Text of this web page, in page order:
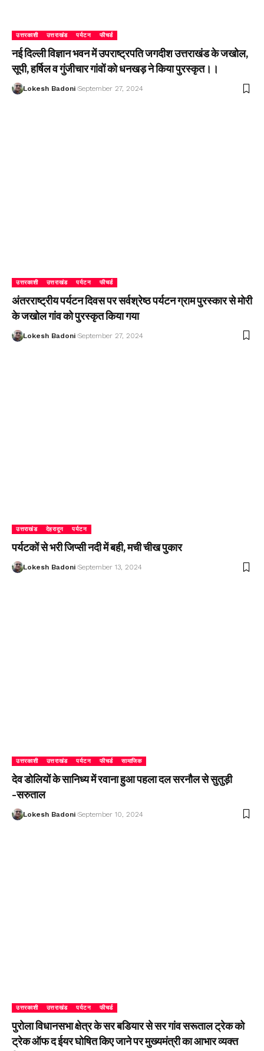
उत्तरकाशी उत्तराखंड पर्यटन फीचर्ड
नई दिल्ली विज्ञान भवन में उपराष्ट्रपति जगदीश उत्तराखंड के जखोल,
सूपी, हर्षिल व गुंजीचार गांवों को धनखड़ ने किया पुरस्कृत।।
Lokesh Badoni September 27, 2024
उत्तरकाशी उत्तराखंड पर्यटन फीचर्ड
अंतरराष्ट्रीय पर्यटन दिवस पर सर्वश्रेष्ठ पर्यटन ग्राम पुरस्कार से मोरी
के जखोल गांव को पुरस्कृत किया गया
Lokesh Badoni September 27, 2024
उत्तराखंड देहरादून पर्यटन
पर्यटकों से भरी जिप्सी नदी में बही, मची चीख पुकार
Lokesh Badoni September 13, 2024
उत्तरकाशी उत्तराखंड पर्यटन फीचर्ड सामाजिक
देव डोलियों के सानिध्य में रवाना हुआ पहला दल सरनौल से सुतुड़ी
-सरुताल
Lokesh Badoni September 10, 2024
उत्तरकाशी उत्तराखंड पर्यटन फीचर्ड
पुरोला विधानसभा क्षेत्र के सर बडियार से सर गांव सरूताल ट्रेक को
ट्रेक ऑफ द ईयर घोषित किए जाने पर मुख्यमंत्री का आभार व्यक्त